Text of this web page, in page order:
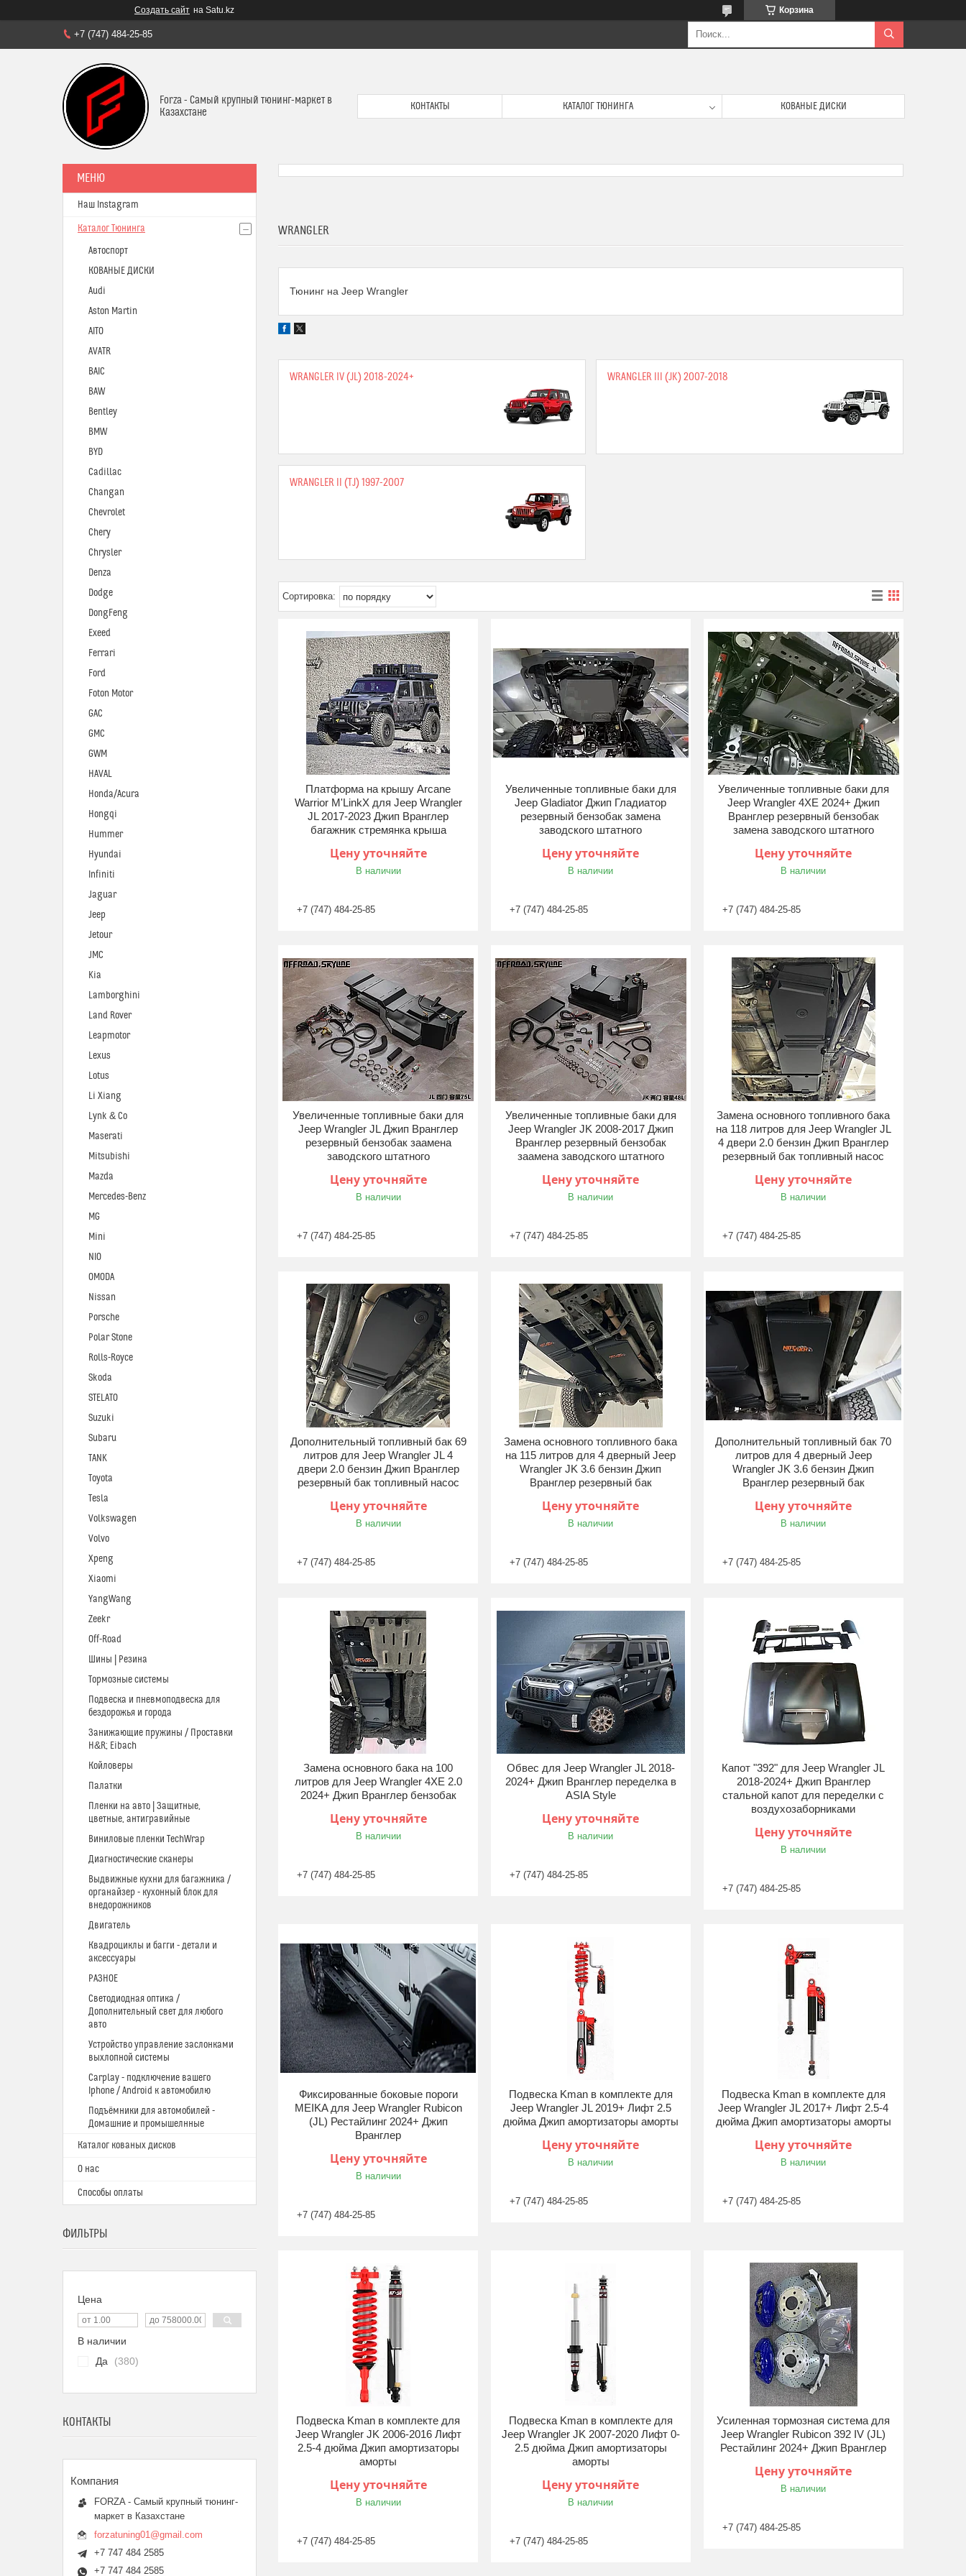
Создать сайт на Satu.kz Корзина
+7 (747) 484-25-85
Forza - Самый крупный тюнинг-маркет в
Казахстане
КОНТАКТЫ КАТАЛОГ ТЮНИНГА КОВАНЫЕ ДИСКИ
WRANGLER
Тюнинг на Jeep Wrangler
WRANGLER IV (JL) 2018-2024+ WRANGLER III (JK) 2007-2018
WRANGLER II (TJ) 1997-2007
Платформа на крышу Arcane
Warrior M'LinkX для Jeep Wrangler
JL 2017-2023 Джип Вранглер
багажник стремянка крыша
Цену уточняйте
В наличии
+7 (747) 484-25-85
Увеличенные топливные баки для
Jeep Gladiator Джип Гладиатор
резервный бензобак замена
заводского штатного
Цену уточняйте
В наличии
+7 (747) 484-25-85
Увеличенные топливные баки для
Jeep Wrangler 4XE 2024+ Джип
Вранглер резервный бензобак
замена заводского штатного
Цену уточняйте
В наличии
+7 (747) 484-25-85
Увеличенные топливные баки для
Jeep Wrangler JL Джип Вранглер
резервный бензобак заамена
заводского штатного
Цену уточняйте
В наличии
+7 (747) 484-25-85
Увеличенные топливные баки для
Jeep Wrangler JK 2008-2017 Джип
Вранглер резервный бензобак
заамена заводского штатного
Цену уточняйте
В наличии
+7 (747) 484-25-85
Замена основного топливного бака
на 118 литров для Jeep Wrangler JL
4 двери 2.0 бензин Джип Вранглер
резервный бак топливный насос
Цену уточняйте
В наличии
+7 (747) 484-25-85
Дополнительный топливный бак 69
литров для Jeep Wrangler JL 4
двери 2.0 бензин Джип Вранглер
резервный бак топливный насос
Цену уточняйте
В наличии
+7 (747) 484-25-85
Замена основного топливного бака
на 115 литров для 4 дверный Jeep
Wrangler JK 3.6 бензин Джип
Вранглер резервный бак
Цену уточняйте
В наличии
+7 (747) 484-25-85
Дополнительный топливный бак 70
литров для 4 дверный Jeep
Wrangler JK 3.6 бензин Джип
Вранглер резервный бак
Цену уточняйте
В наличии
+7 (747) 484-25-85
Замена основного бака на 100
литров для Jeep Wrangler 4XE 2.0
2024+ Джип Вранглер бензобак
Цену уточняйте
В наличии
+7 (747) 484-25-85
Обвес для Jeep Wrangler JL 2018-
2024+ Джип Вранглер переделка в
ASIA Style
Цену уточняйте
В наличии
+7 (747) 484-25-85
Капот "392" для Jeep Wrangler JL
2018-2024+ Джип Вранглер
стальной капот для переделки с
воздухозаборниками
Цену уточняйте
В наличии
+7 (747) 484-25-85
Фиксированные боковые пороги
MEIKA для Jeep Wrangler Rubicon
(JL) Рестайлинг 2024+ Джип
Вранглер
Цену уточняйте
В наличии
+7 (747) 484-25-85
Подвеска Kman в комплекте для
Jeep Wrangler JL 2019+ Лифт 2.5
дюйма Джип амортизаторы аморты
Цену уточняйте
В наличии
+7 (747) 484-25-85
Подвеска Kman в комплекте для
Jeep Wrangler JL 2017+ Лифт 2.5-4
дюйма Джип амортизаторы аморты
Цену уточняйте
В наличии
+7 (747) 484-25-85
Подвеска Kman в комплекте для
Jeep Wrangler JK 2006-2016 Лифт
2.5-4 дюйма Джип амортизаторы
аморты
Цену уточняйте
В наличии
+7 (747) 484-25-85
Подвеска Kman в комплекте для
Jeep Wrangler JK 2007-2020 Лифт 0-
2.5 дюйма Джип амортизаторы
аморты
Цену уточняйте
В наличии
+7 (747) 484-25-85
Усиленная тормозная система для
Jeep Wrangler Rubicon 392 IV (JL)
Рестайлинг 2024+ Джип Вранглер
Цену уточняйте
В наличии
+7 (747) 484-25-85
Наш Instagram
Каталог Тюнинга
Автоспорт
КОВАНЫЕ ДИСКИ
Audi
Aston Martin
AITO
AVATR
BAIC
BAW
Bentley
BMW
BYD
Cadillac
Changan
Chevrolet
Chery
Chrysler
Denza
Dodge
DongFeng
Exeed
Ferrari
Ford
Foton Motor
GAC
GMC
GWM
HAVAL
Honda/Acura
Hongqi
Hummer
Hyundai
Infiniti
Jaguar
Jeep
Jetour
JMC
Kia
Lamborghini
Land Rover
Leapmotor
Lexus
Lotus
Li Xiang
Lynk & Co
Maserati
Mitsubishi
Mazda
Mercedes-Benz
MG
Mini
NIO
OMODA
Nissan
Porsche
Polar Stone
Rolls-Royce
Skoda
STELATO
Suzuki
Subaru
TANK
Toyota
Tesla
Volkswagen
Volvo
Xpeng
Xiaomi
YangWang
Zeekr
Off-Road
Шины | Резина
Тормозные системы
Подвеска и пневмоподвеска для
бездорожья и города
Занижающие пружины / Проставки
H&R; Eibach
Койловеры
Палатки
Пленки на авто | Защитные,
цветные, антигравийные
Виниловые пленки TechWrap
Диагностические сканеры
Выдвижные кухни для багажника /
органайзер - кухонный блок для
внедорожников
Двигатель
Квадроциклы и багги - детали и
аксессуары
РАЗНОЕ
Светодиодная оптика /
Дополнительный свет для любого
авто
Устройство управление заслонками
выхлопной системы
Carplay - подключение вашего
Iphone / Android к автомобилю
Подъёмники для автомобилей -
Домашние и промышелнные
Каталог кованых дисков
О нас
Способы оплаты
ФИЛЬТРЫ
Цена
В наличии
Да
380
КОНТАКТЫ
FORZA - Самый крупный тюнинг-
маркет в Казахстане
forzatuning01@gmail.com
+7 747 484 2585
+7 747 484 2585